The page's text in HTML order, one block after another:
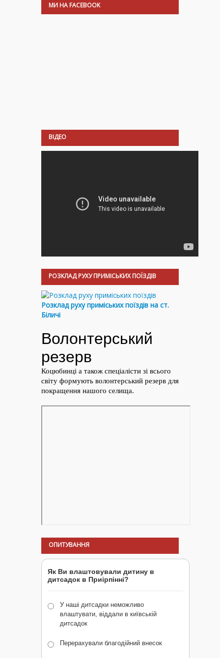
МИ НА FACEBOOK
ВІДЕО
РОЗКЛАД РУХУ ПРИМІСЬКИХ ПОЇЗДІВ
Розклад руху приміських поїздів на ст.
Біличі
ОПИТУВАННЯ
Як Ви влаштовували дитину в
дитсадок в Приірпінні?
У наші дитсадки неможливо
влаштувати, віддали в київській
дитсадок
Перерахували благодійний внесок